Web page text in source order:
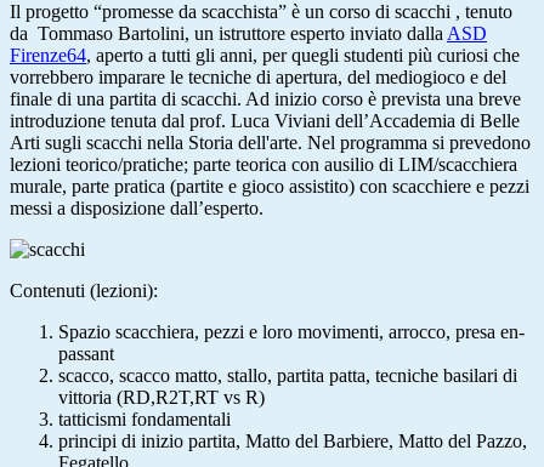
Il progetto “promesse da scacchista” è un corso di scacchi , tenuto
da Tommaso Bartolini, un istruttore esperto inviato dalla ASD
Firenze64, aperto a tutti gli anni, per quegli studenti più curiosi che
vorrebbero imparare le tecniche di apertura, del mediogioco e del
finale di una partita di scacchi. Ad inizio corso è prevista una breve
introduzione tenuta dal prof. Luca Viviani dell’Accademia di Belle
Arti sugli scacchi nella Storia dell'arte. Nel programma si prevedono
lezioni teorico/pratiche; parte teorica con ausilio di LIM/scacchiera
murale, parte pratica (partite e gioco assistito) con scacchiere e pezzi
messi a disposizione dall’esperto.
Contenuti (lezioni):
Spazio scacchiera, pezzi e loro movimenti, arrocco, presa en-
passant
scacco, scacco matto, stallo, partita patta, tecniche basilari di
vittoria (RD,R2T,RT vs R)
tatticismi fondamentali
principi di inizio partita, Matto del Barbiere, Matto del Pazzo,